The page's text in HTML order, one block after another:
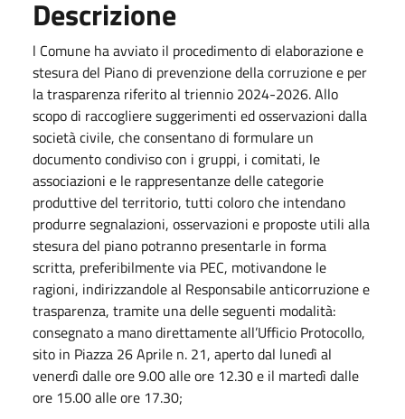
Descrizione
l Comune ha avviato il procedimento di elaborazione e
stesura del Piano di prevenzione della corruzione e per
la trasparenza riferito al triennio 2024-2026. Allo
scopo di raccogliere suggerimenti ed osservazioni dalla
società civile, che consentano di formulare un
documento condiviso con i gruppi, i comitati, le
associazioni e le rappresentanze delle categorie
produttive del territorio, tutti coloro che intendano
produrre segnalazioni, osservazioni e proposte utili alla
stesura del piano potranno presentarle in forma
scritta, preferibilmente via PEC, motivandone le
ragioni, indirizzandole al Responsabile anticorruzione e
trasparenza, tramite una delle seguenti modalità:
consegnato a mano direttamente all’Ufficio Protocollo,
sito in Piazza 26 Aprile n. 21, aperto dal lunedì al
venerdì dalle ore 9.00 alle ore 12.30 e il martedì dalle
ore 15.00 alle ore 17.30;